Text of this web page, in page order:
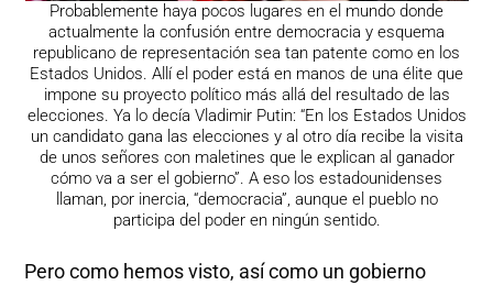
Probablemente haya pocos lugares en el mundo donde
actualmente la confusión entre democracia y esquema
republicano de representación sea tan patente como en los
Estados Unidos. Allí el poder está en manos de una élite que
impone su proyecto político más allá del resultado de las
elecciones. Ya lo decía Vladimir Putin: “En los Estados Unidos
un candidato gana las elecciones y al otro día recibe la visita
de unos señores con maletines que le explican al ganador
cómo va a ser el gobierno”. A eso los estadounidenses
llaman, por inercia, “democracia”, aunque el pueblo no
participa del poder en ningún sentido.
Pero como hemos visto, así como un gobierno